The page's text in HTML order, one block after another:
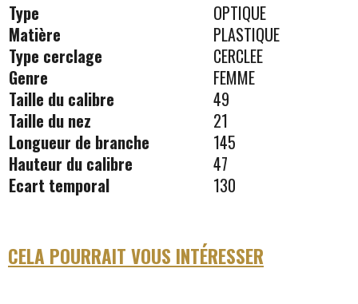
Type
OPTIQUE
Matière
PLASTIQUE
Type cerclage
CERCLEE
Genre
FEMME
Taille du calibre
49
Taille du nez
21
Longueur de branche
145
Hauteur du calibre
47
Ecart temporal
130
CELA POURRAIT VOUS INTÉRESSER